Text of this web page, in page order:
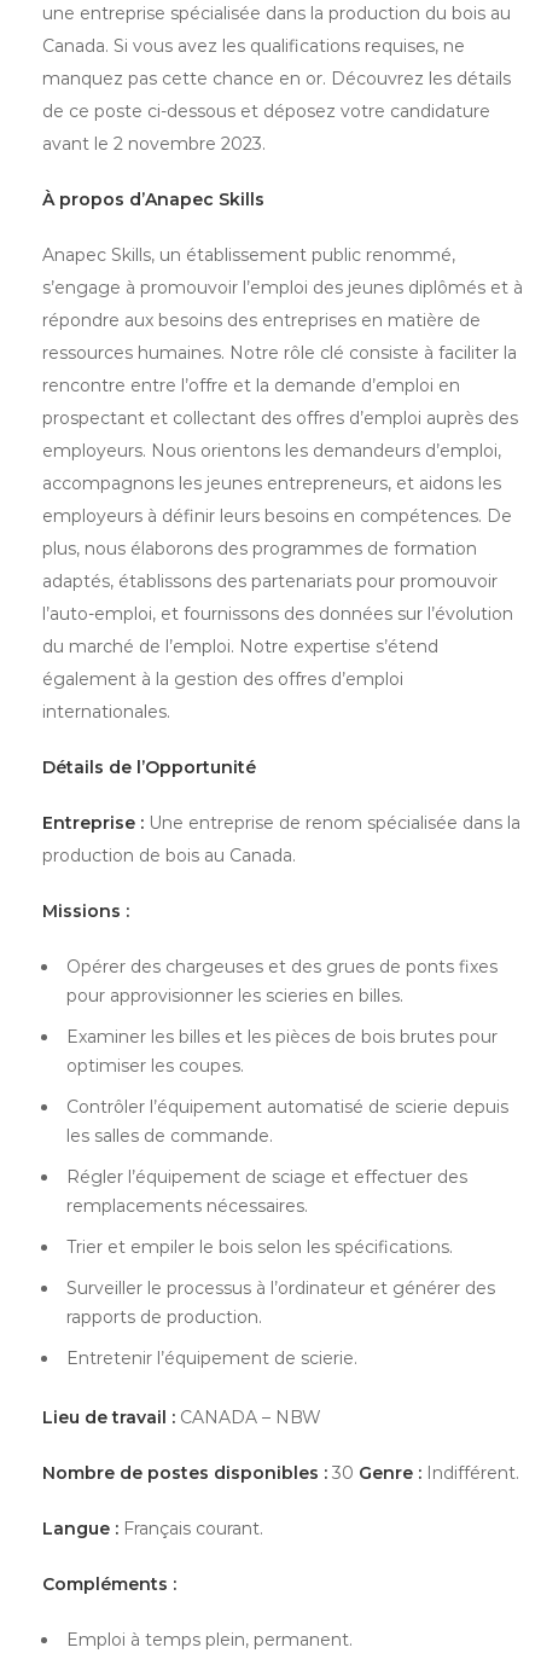
une entreprise spécialisée dans la production du bois au
Canada. Si vous avez les qualifications requises, ne
manquez pas cette chance en or. Découvrez les détails
de ce poste ci-dessous et déposez votre candidature
avant le 2 novembre 2023.
À propos d’Anapec Skills
Anapec Skills, un établissement public renommé,
s’engage à promouvoir l’emploi des jeunes diplômés et à
répondre aux besoins des entreprises en matière de
ressources humaines. Notre rôle clé consiste à faciliter la
rencontre entre l’offre et la demande d’emploi en
prospectant et collectant des offres d’emploi auprès des
employeurs. Nous orientons les demandeurs d’emploi,
accompagnons les jeunes entrepreneurs, et aidons les
employeurs à définir leurs besoins en compétences. De
plus, nous élaborons des programmes de formation
adaptés, établissons des partenariats pour promouvoir
l’auto-emploi, et fournissons des données sur l’évolution
du marché de l’emploi. Notre expertise s’étend
également à la gestion des offres d’emploi
internationales.
Détails de l’Opportunité
Entreprise : Une entreprise de renom spécialisée dans la
production de bois au Canada.
Missions :
Opérer des chargeuses et des grues de ponts fixes
pour approvisionner les scieries en billes.
Examiner les billes et les pièces de bois brutes pour
optimiser les coupes.
Contrôler l’équipement automatisé de scierie depuis
les salles de commande.
Régler l’équipement de sciage et effectuer des
remplacements nécessaires.
Trier et empiler le bois selon les spécifications.
Surveiller le processus à l’ordinateur et générer des
rapports de production.
Entretenir l’équipement de scierie.
Lieu de travail : CANADA – NBW
Nombre de postes disponibles : 30 Genre : Indifférent.
Langue : Français courant.
Compléments :
Emploi à temps plein, permanent.